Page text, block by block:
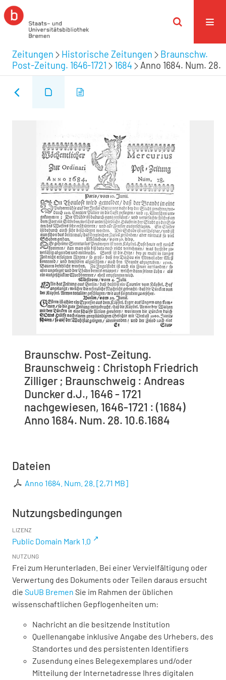
Zeitungen Historische Zeitungen
Braunschw.
Post-Zeitung. 1646-1721
1684 Anno 1684. Num. 28.
Braunschw. Post-Zeitung.
Braunschweig : Christoph Friedrich
Zilliger ; Braunschweig : Andreas
Duncker d.J., 1646 - 1721
nachgewiesen, 1646-1721 : (1684)
Anno 1684. Num. 28. 10.6.1684
Dateien
Anno 1684. Num. 28. [2,71 MB]
Nutzungsbedingungen
LIZENZ
Public Domain Mark 1.0
NUTZUNG
Frei zum Herunterladen. Bei einer Vervielfältigung oder
Verwertung des Dokuments oder Teilen daraus ersucht
die SuUB Bremen Sie im Rahmen der üblichen
wissenschaftlichen Gepflogenheiten um:
Nachricht an die besitzende Institution
Quellenangabe inklusive Angabe des Urhebers, des
Standortes und des persistenten Identifiers
Zusendung eines Belegexemplares und/oder
Mitteilung der Internetadresse Ihres digitalen